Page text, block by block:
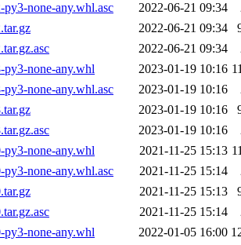
py3-none-any.whl.asc
2022-06-21 09:34
2022-06-21 09:34
2022-06-21 09:34
py3-none-any.whl
2023-01-19 10:16
py3-none-any.whl.asc
2023-01-19 10:16
2023-01-19 10:16
2023-01-19 10:16
py3-none-any.whl
2021-11-25 15:13
py3-none-any.whl.asc
2021-11-25 15:14
2021-11-25 15:13
2021-11-25 15:14
py3-none-any.whl
2022-01-05 16:00